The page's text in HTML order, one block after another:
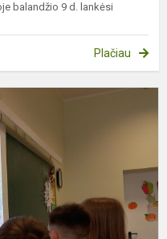
balandžio 9 d. lankėsi
Plačiau